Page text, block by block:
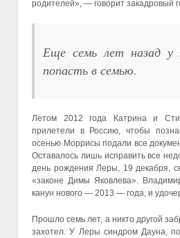
родителей», — говорит закадровый
Еще семь лет назад
попасть в семью.
Летом 2012 года Катрина и
прилетели в Россию, чтобы
осенью Моррисы подали все
Оставалось лишь исправить все
день рождения Леры, 19 декабря,
«законе Димы Яковлева».
канун нового — 2013 — года, и
Прошло семь лет, а никто другой
захотел. У Леры синдром Дауна,